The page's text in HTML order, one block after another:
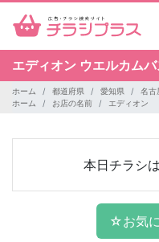
エディオン ウエルカム
ホーム 都道府県 愛知県
名古
ホーム
お店の名前 エディオン
本日チラシ